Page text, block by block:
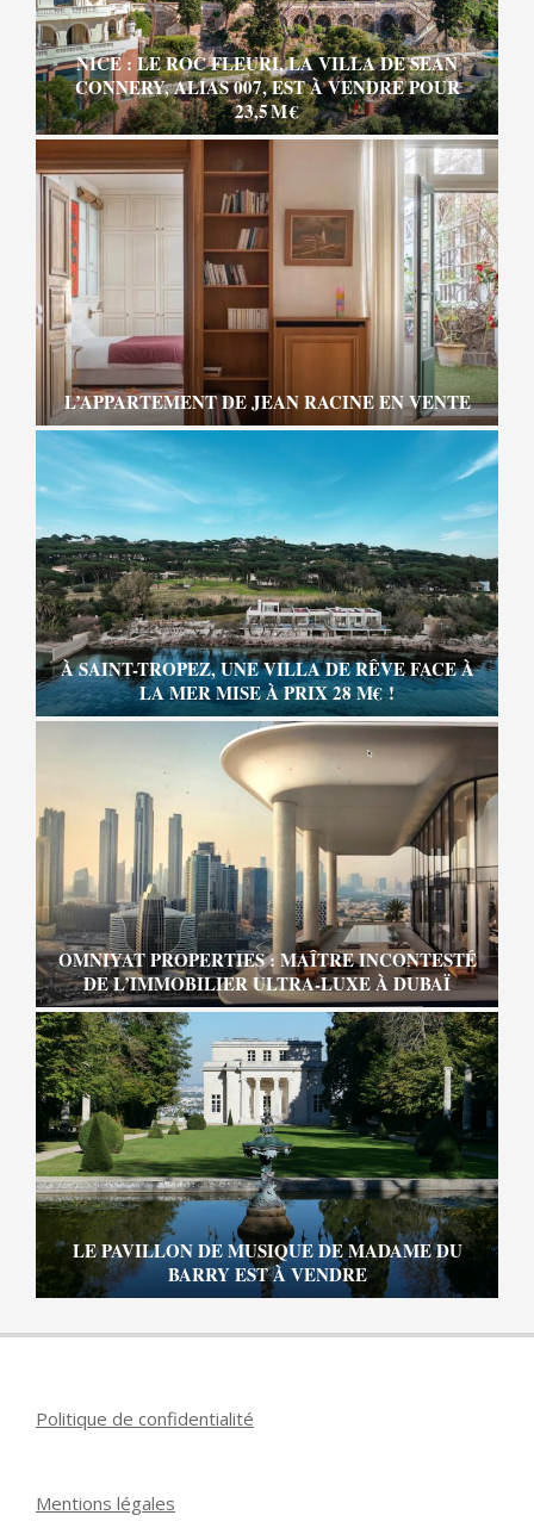
NICE : LE ROC FLEURI, LA VILLA DE SEAN
CONNERY, ALIAS 007, EST À VENDRE POUR
23,5 M €
L’APPARTEMENT DE JEAN RACINE EN VENTE
À SAINT-TROPEZ, UNE VILLA DE RÊVE FACE À
LA MER MISE À PRIX 28 M€ !
OMNIYAT PROPERTIES : MAÎTRE INCONTESTÉ
DE L’IMMOBILIER ULTRA-LUXE À DUBAÏ
LE PAVILLON DE MUSIQUE DE MADAME DU
BARRY EST À VENDRE
Politique de confidentialité
Mentions légales